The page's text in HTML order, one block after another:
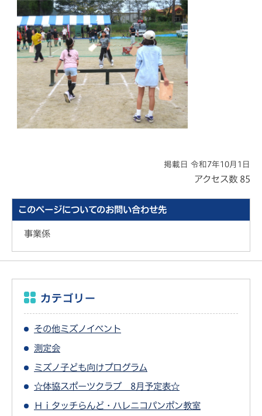
掲載日 令和7年10月1日
アクセス数 85
このページについてのお問い合わせ先
事業係
カテゴリー
その他ミズノイベント
測定会
ミズノ子ども向けプログラム
☆体協スポーツクラブ 8月予定表☆
Ｈｉタッチらんど・ハレニコパンポン教室